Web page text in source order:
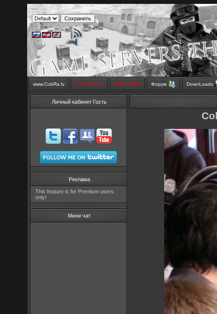
www.CobRa.lv LIVE Stream SMS SHOP Форум DownLoads
Личный кабинет Гость
Реклама
This feature is for Premium users
only!
Мини чат